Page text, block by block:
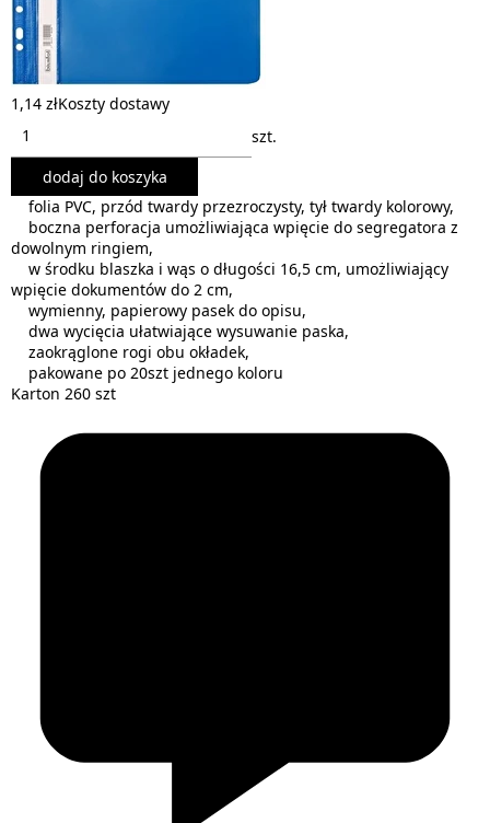
1,14 złKoszty dostawy
szt.
dodaj do koszyka
folia PVC, przód twardy przezroczysty, tył twardy kolorowy,
boczna perforacja umożliwiająca wpięcie do segregatora z
dowolnym ringiem,
w środku blaszka i wąs o długości 16,5 cm, umożliwiający
wpięcie dokumentów do 2 cm,
wymienny, papierowy pasek do opisu,
dwa wycięcia ułatwiające wysuwanie paska,
zaokrąglone rogi obu okładek,
pakowane po 20szt jednego koloru
Karton 260 szt